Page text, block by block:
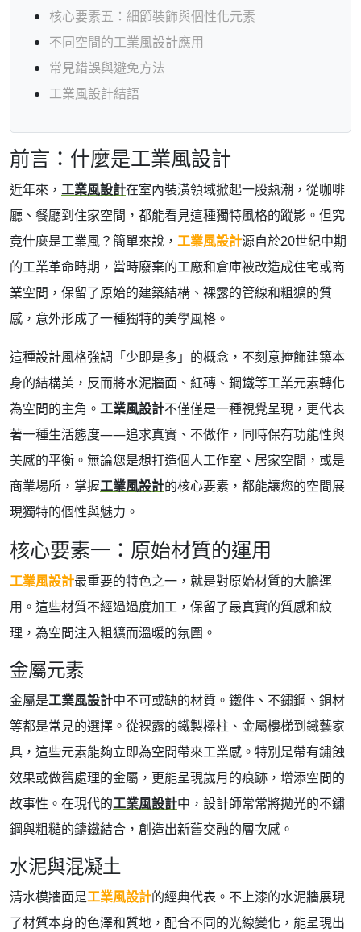
核心要素五：細節裝飾與個性化元素
不同空間的工業風設計應用
常見錯誤與避免方法
工業風設計結語
前言：什麼是工業風設計
近年來， 工業風設計在室內裝潢領域掀起一股熱潮，從咖啡
廳、餐廳到住家空間，都能看見這種獨特風格的蹤影。但究
竟什麼是工業風？簡單來說， 工業風設計源自於20世紀中期
的工業革命時期，當時廢棄的工廠和倉庫被改造成住宅或商
業空間，保留了原始的建築結構、裸露的管線和粗獷的質
感，意外形成了一種獨特的美學風格。
這種設計風格強調「少即是多」的概念，不刻意掩飾建築本
身的結構美，反而將水泥牆面、紅磚、鋼鐵等工業元素轉化
為空間的主角。 工業風設計不僅僅是一種視覺呈現，更代表
著一種生活態度——追求真實、不做作，同時保有功能性與
美感的平衡。無論您是想打造個人工作室、居家空間，或是
商業場所，掌握工業風設計的核心要素，都能讓您的空間展
現獨特的個性與魅力。
核心要素一：原始材質的運用
工業風設計最重要的特色之一，就是對原始材質的大膽運
用。這些材質不經過過度加工，保留了最真實的質感和紋
理，為空間注入粗獷而溫暖的氛圍。
金屬元素
金屬是工業風設計中不可或缺的材質。鐵件、不鏽鋼、銅材
等都是常見的選擇。從裸露的鐵製樑柱、金屬樓梯到鐵藝家
具，這些元素能夠立即為空間帶來工業感。特別是帶有鏽蝕
效果或做舊處理的金屬，更能呈現歲月的痕跡，增添空間的
故事性。在現代的工業風設計中，設計師常常將拋光的不鏽
鋼與粗糙的鑄鐵結合，創造出新舊交融的層次感。
水泥與混凝土
清水模牆面是工業風設計的經典代表。不上漆的水泥牆展現
了材質本身的色澤和質地，配合不同的光線變化，能呈現出